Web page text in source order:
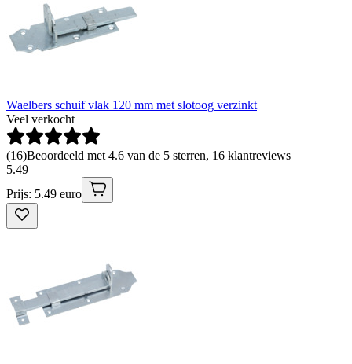
Waelbers schuif vlak 120 mm met slotoog verzinkt
Veel verkocht
(16)Beoordeeld met 4.6 van de 5 sterren, 16 klantreviews
5.49
Prijs: 5.49 euro